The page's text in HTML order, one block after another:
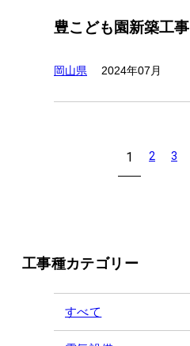
工事種カテゴリー
すべて
豊こども園新築工事
岡山県 2024年07月
ー
1 2 3